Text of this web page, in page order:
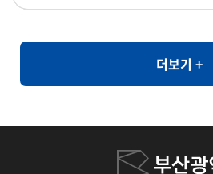
(ICE) ▷ 분식 : 김밥(야채), 김밥(참치),
운 분석이 가능하도록 설계되었습니다.
와 같이 민감한 정보의 활용도가 제한되
질의 데이터 분석을 지원할 수 있습니다. [개요] - 한국인의 자가 정신
유형 코드 - 자기진단 우울 - 자기진단 불
더보기 +